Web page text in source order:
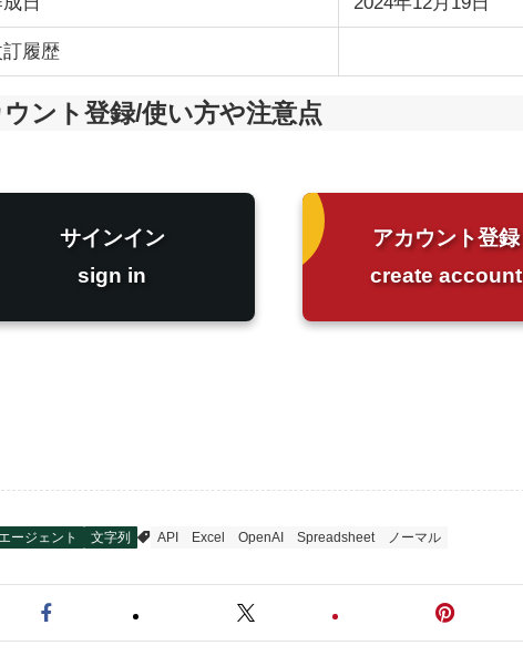
履歴
ント登録/使い方や注意点
サインイン
sign in
アカウント登録
create account
ージェント 文字列 API Excel OpenAI Spreadsheet ノーマル